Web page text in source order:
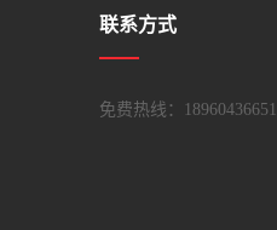
联系方式
免费热线：18960436651